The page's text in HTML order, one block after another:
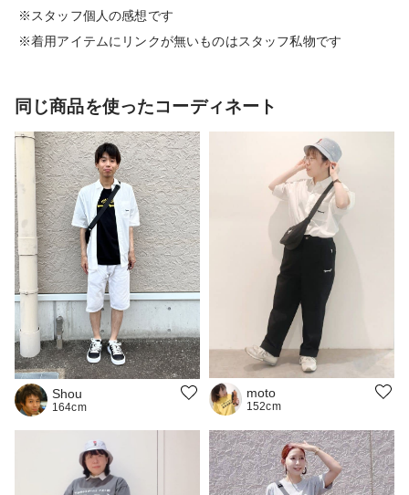
※スタッフ個人の感想です
※着用アイテムにリンクが無いものはスタッフ私物です
同じ商品を使ったコーディネート
Shou
164cm
moto
152cm